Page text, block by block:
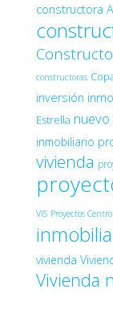
constructora
constructoras
inversión
Estrella
inmobiliario
vivienda
VIS Proyectos
vivienda
Vivienda